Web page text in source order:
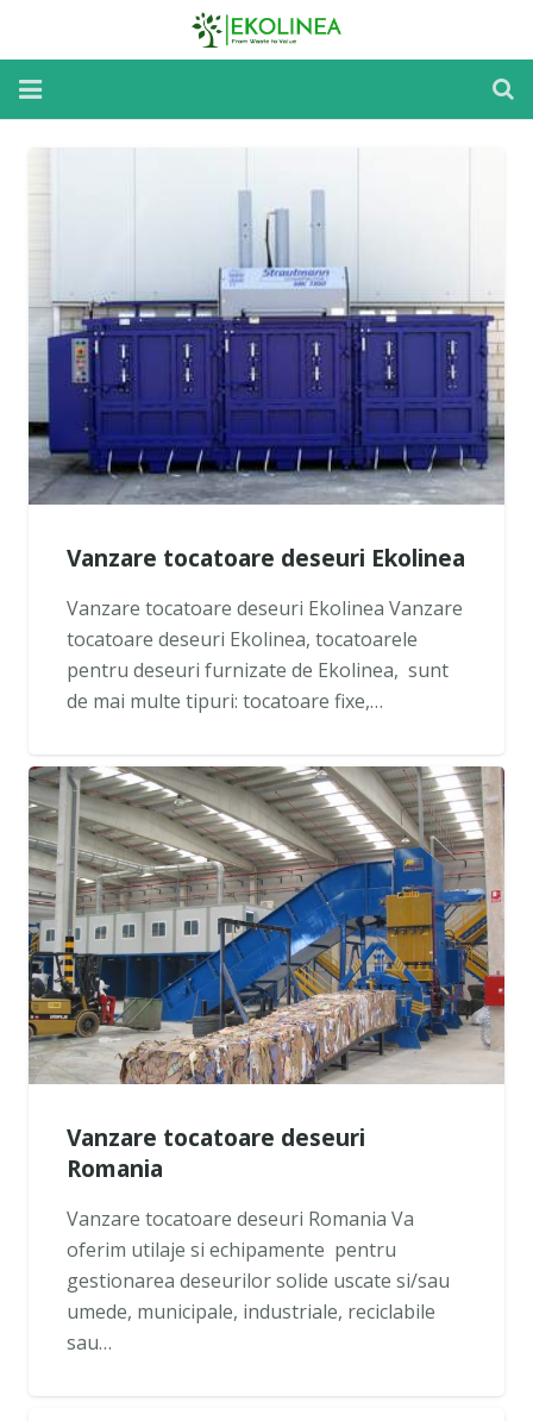
Home
Despre utilaje
Despre noi
Noutati
Contact
Vanzare tocatoare deseuri Ekolinea
Vanzare tocatoare deseuri Ekolinea Vanzare
tocatoare deseuri Ekolinea, tocatoarele
pentru deseuri furnizate de Ekolinea, sunt
de mai multe tipuri: tocatoare fixe,…
Vanzare tocatoare deseuri
Romania
Vanzare tocatoare deseuri Romania Va
oferim utilaje si echipamente pentru
gestionarea deseurilor solide uscate si/sau
umede, municipale, industriale, reciclabile
sau…